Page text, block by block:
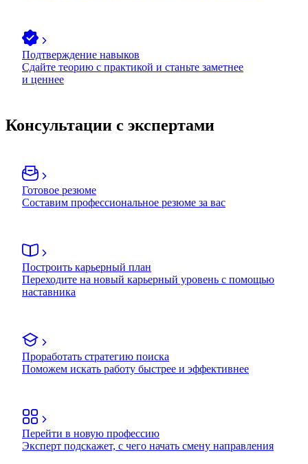
Подтверждение навыков
Сдайте теорию с практикой и станьте заметнее
и ценнее
Консультации с экспертами
Готовое резюме
Составим профессиональное резюме за вас
Построить карьерный план
Переходите на новый карьерный уровень с помощью
наставника
Проработать стратегию поиска
Поможем искать работу быстрее и эффективнее
Перейти в новую профессию
Эксперт подскажет, с чего начать смену направления